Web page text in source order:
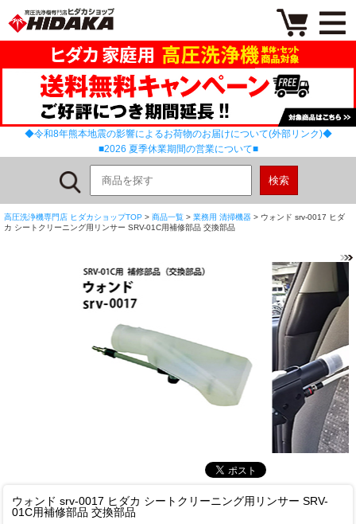
◆令和8年熊本地震の影響によるお荷物のお届けについて(外部リンク)◆
■2026 夏季休業期間の営業について■
高圧洗浄機専門店 ヒダカショップTOP > 商品一覧 > 業務用 清掃機器 > ウォンド srv-0017 ヒダ
カ シートクリーニング用リンサー SRV-01C用補修部品 交換部品
ウォンド srv-0017 ヒダカ シートクリーニング用リンサー SRV-
01C用補修部品 交換部品